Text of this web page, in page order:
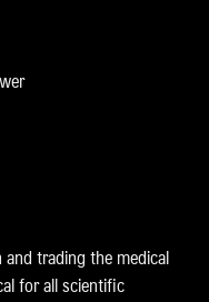
trading the medical
for all scientific